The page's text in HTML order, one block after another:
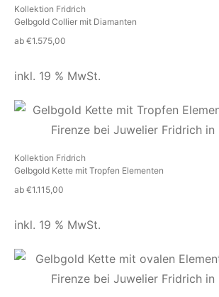
Kollektion Fridrich
Gelbgold Collier mit Diamanten
ab €1.575,00
inkl. 19 % MwSt.
Kollektion Fridrich
Gelbgold Kette mit Tropfen Elementen
ab €1.115,00
inkl. 19 % MwSt.